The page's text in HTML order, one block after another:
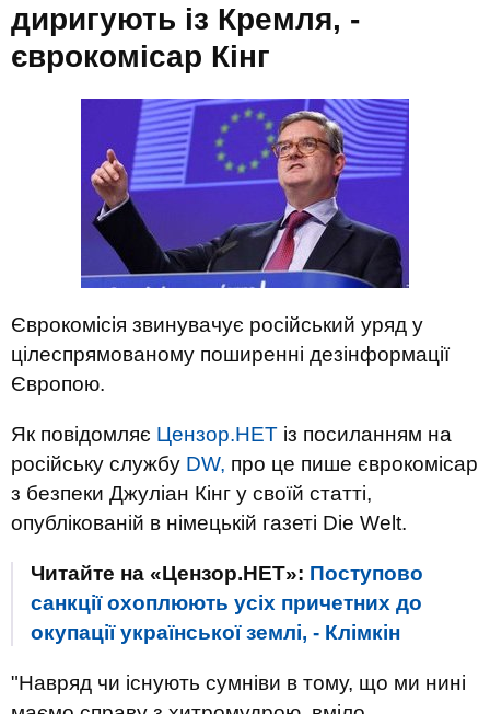
диригують із Кремля, -
єврокомісар Кінг
Єврокомісія звинувачує російський уряд у
цілеспрямованому поширенні дезінформації
Європою.
Як повідомляє Цензор.НЕТ із посиланням на
російську службу DW, про це пише єврокомісар
з безпеки Джуліан Кінг у своїй статті,
опублікованій в німецькій газеті Die Welt.
Читайте на «Цензор.НЕТ»: Поступово
санкції охоплюють усіх причетних до
окупації української землі, - Клімкін
"Навряд чи існують сумніви в тому, що ми нині